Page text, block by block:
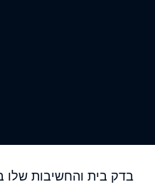
בדק בית והחשיבות שלו